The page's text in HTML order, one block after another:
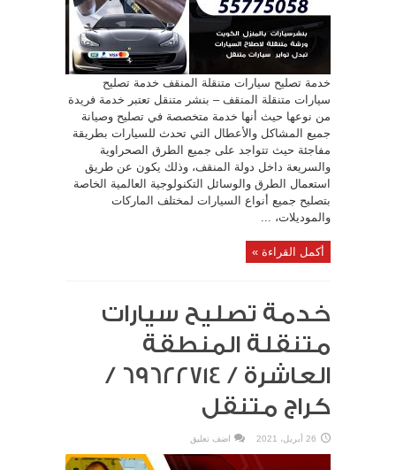
خدمة تصليح سيارات متنقلة المنقف خدمة تصليح
سيارات متنقلة المنقف – بنشر متنقل تعتبر خدمة فريدة
من نوعها حيث أنها خدمة متخصصة في تصليح وصيانة
جميع المشاكل والأعطال التي تحدث للسيارات بطريقة
مفاجئة حيث تتواجد على جميع الطرق الصحراوية
والسريعة داخل دولة المنقف، وذلك يكون عن طريق
استعمال الطرق والوسائل التكنولوجية العالمية الخاصة
بتصليح جميع أنواع السيارات لمختلف الماركات
والموديلات، ...
أكمل القراءة »
خدمة تصليح سيارات
متنقلة المنطقة
العاشرة / 69622714‬ /
كراج متنقل
26 أبريل، 2021 اضف تعليق